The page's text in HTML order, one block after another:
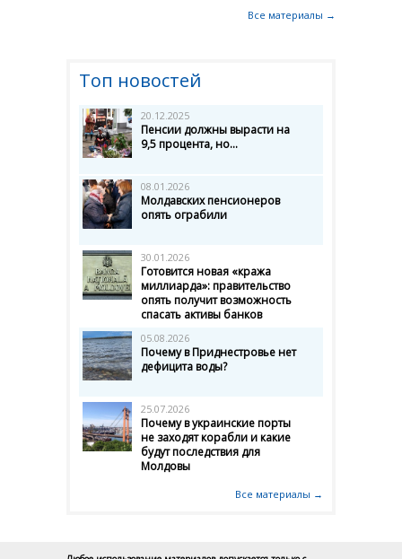
Все материалы →
Топ новостей
20.12.2025
Пенсии должны вырасти на
9,5 процента, но...
08.01.2026
Молдавских пенсионеров
опять ограбили
30.01.2026
Готовится новая «кража
миллиарда»: правительство
опять получит возможность
спасать активы банков
05.08.2026
Почему в Приднестровье нет
дефицита воды?
25.07.2026
Почему в украинские порты
не заходят корабли и какие
будут последствия для
Молдовы
Все материалы →